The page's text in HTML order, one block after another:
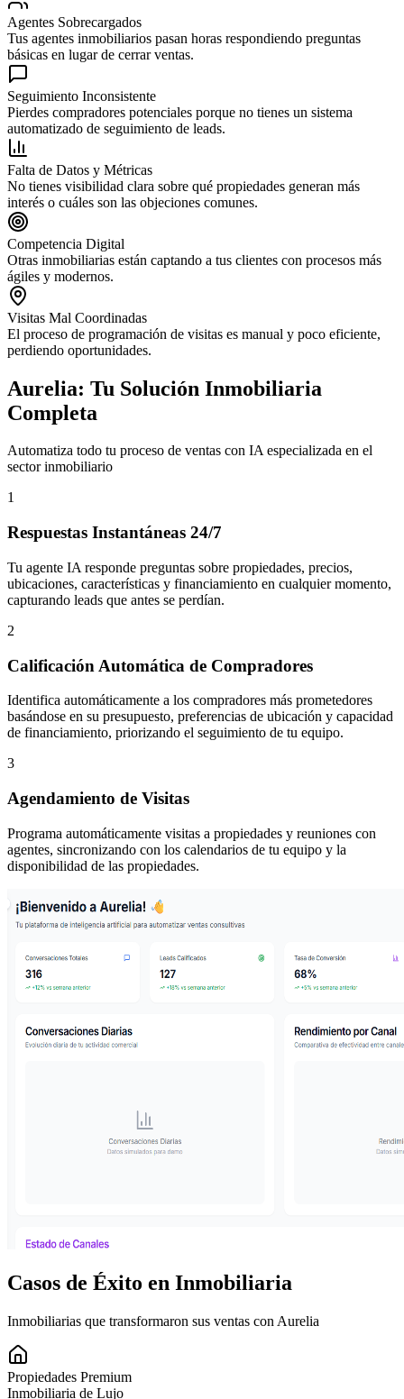
Agentes Sobrecargados
Tus agentes inmobiliarios pasan horas respondiendo preguntas
básicas en lugar de cerrar ventas.
Seguimiento Inconsistente
Pierdes compradores potenciales porque no tienes un sistema
automatizado de seguimiento de leads.
Falta de Datos y Métricas
No tienes visibilidad clara sobre qué propiedades generan más
interés o cuáles son las objeciones comunes.
Competencia Digital
Otras inmobiliarias están captando a tus clientes con procesos más
ágiles y modernos.
Visitas Mal Coordinadas
El proceso de programación de visitas es manual y poco eficiente,
perdiendo oportunidades.
Aurelia: Tu Solución Inmobiliaria
Completa
Automatiza todo tu proceso de ventas con IA especializada en el
sector inmobiliario
1
Respuestas Instantáneas 24/7
Tu agente IA responde preguntas sobre propiedades, precios,
ubicaciones, características y financiamiento en cualquier momento,
capturando leads que antes se perdían.
2
Calificación Automática de Compradores
Identifica automáticamente a los compradores más prometedores
basándose en su presupuesto, preferencias de ubicación y capacidad
de financiamiento, priorizando el seguimiento de tu equipo.
3
Agendamiento de Visitas
Programa automáticamente visitas a propiedades y reuniones con
agentes, sincronizando con los calendarios de tu equipo y la
disponibilidad de las propiedades.
Casos de Éxito en Inmobiliaria
Inmobiliarias que transformaron sus ventas con Aurelia
Propiedades Premium
Inmobiliaria de Lujo